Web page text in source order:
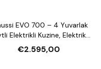
EVO 700 – 4 Yuvarlak
Elektrikli Kuzine, Elektrikli
Fırınlı (372016)
€2.595,00